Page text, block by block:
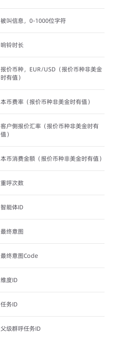
被叫信息，0-1000位字符
响铃时长
报价币种，EUR/USD（报价币种非美金
时有值）
本币费率（报价币种非美金时有值）
客户侧报价汇率（报价币种非美金时有
值）
本币消费金额（报价币种非美金时有值）
重呼次数
智能体ID
最终意图
最终意图Code
维度ID
任务ID
父级群呼任务ID